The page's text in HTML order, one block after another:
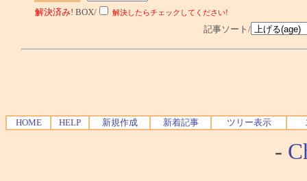
解決済み! BOX/ 解決したらチェックしてください!
記事ソート/
HOME HELP 新規作成 新着記事 ツリー表示
-